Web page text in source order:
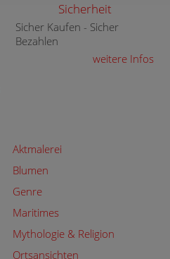
Sicherheit
Sicher Kaufen - Sicher
Bezahlen
weitere Infos
Aktmalerei
Blumen
Genre
Maritimes
Mythologie & Religion
Ortsansichten